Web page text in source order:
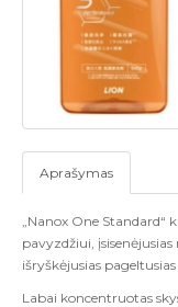
Aprašymas
„Nanox One Standard“
pavyzdžiui,
išryškėjusias pageltusias
Labai koncentruotas